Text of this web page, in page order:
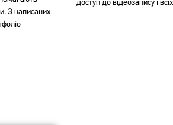
З написаних
доступ до відеозапису і